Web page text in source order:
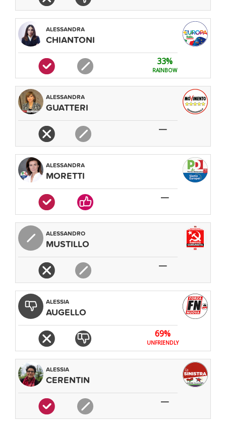
ALESSANDRA
CHIANTONI
33%
RAINBOW
ALESSANDRA
GUATTERI
—
ALESSANDRA
MORETTI
—
ALESSANDRO
MUSTILLO
—
ALESSIA
AUGELLO
69%
UNFRIENDLY
ALESSIA
CERENTIN
—